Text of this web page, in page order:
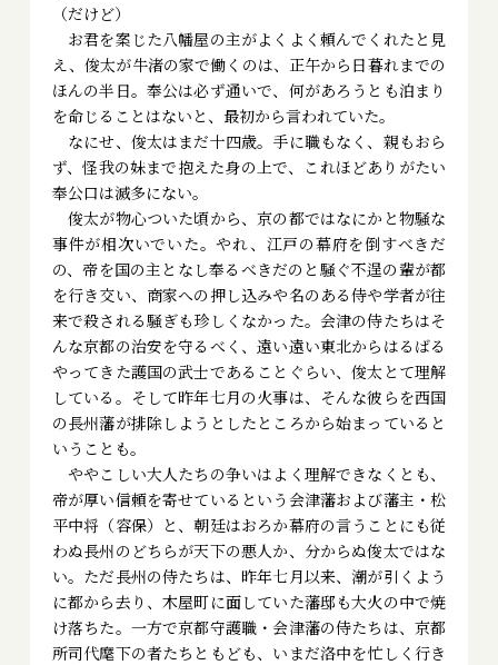
（だけど――）
お君を案じた八幡屋の主がよくよく頼んでくれたと見
え、俊太が牛渚の家で働くのは、正午から日暮れまでの
ほんの半日。奉公は必ず通いで、何があろうとも泊まり
を命じることはないと、最初から言われていた。
なにせ、俊太はまだ十四歳。手に職もなく、親もおら
ず、怪我の妹まで抱えた身の上で、これほどありがたい
奉公口は滅多にない。
俊太が物心ついた頃から、京の都ではなにかと物騒な
事件が相次いでいた。やれ、江戸の幕府を倒すべきだ
の、帝を国の主となし奉るべきだのと騒ぐ不逞の輩が都
を行き交い、商家への押し込みや名のある侍や学者が往
来で殺される騒ぎも珍しくなかった。会津の侍たちはそ
んな京都の治安を守るべく、遠い遠い東北からはるばる
やってきた護国の武士であることぐらい、俊太とて理解
している。そして昨年七月の火事は、そんな彼らを西国
の長州藩が排除しようとしたところから始まっていると
いうことも。
ややこしい大人たちの争いはよく理解できなくとも、
帝が厚い信頼を寄せているという会津藩および藩主・松
平中将（容保）と、朝廷はおろか幕府の言うことにも従
わぬ長州のどちらが天下の悪人か、分からぬ俊太ではな
い。ただ長州の侍たちは、昨年七月以来、潮が引くよう
に都から去り、木屋町に面していた藩邸も大火の中で焼
け落ちた。一方で京都守護職・会津藩の侍たちは、京都
所司代麾下の者たちともども、いまだ洛中を忙しく行き